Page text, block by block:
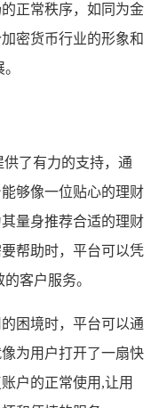
正常秩序，如同为金
密货币行业的形象和
了有力的支持，通
够像一位贴心的理财
量身推荐合适的理财
帮助时，平台可以凭
客户服务。
困境时，平台可以通
为用户打开了一扇快
户的正常使用,让用